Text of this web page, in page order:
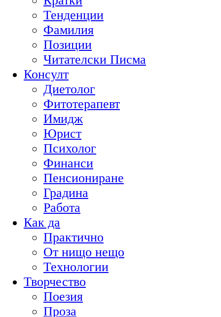
Тенденции
Фамилия
Позиции
Читателски Писма
Консулт
Диетолог
Фитотерапевт
Имидж
Юрист
Психолог
Финанси
Пенсиониране
Градина
Работа
Как да
Практично
От нищо нещо
Технологии
Творчество
Поезия
Проза